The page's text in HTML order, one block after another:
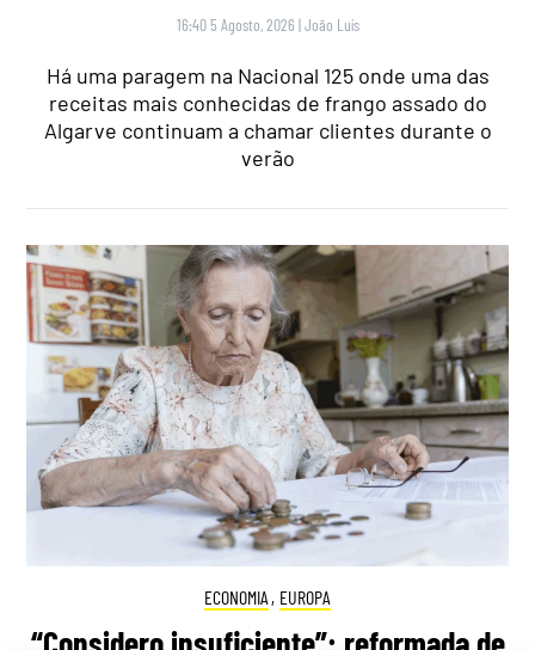
16:40 5 Agosto, 2026 |João Luís
Há uma paragem na Nacional 125 onde uma das
receitas mais conhecidas de frango assado do
Algarve continuam a chamar clientes durante o
verão
ECONOMIA , EUROPA